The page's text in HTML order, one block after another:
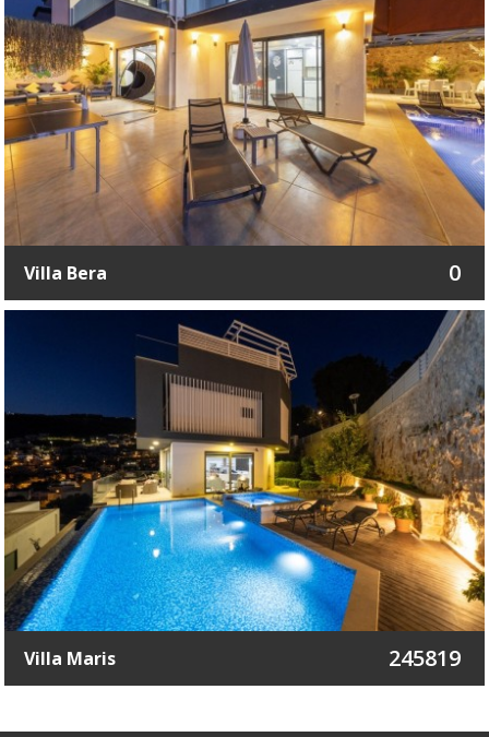
Villa Bera 0
Villa Maris 245819